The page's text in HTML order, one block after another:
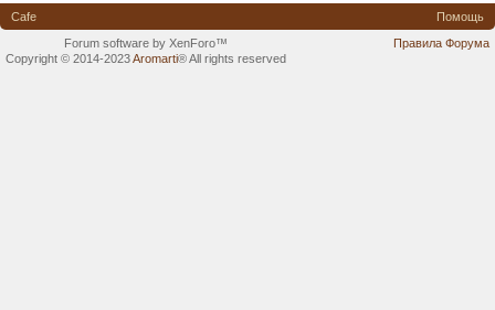
Cafe
Помощь
Правила Форума
Forum software by XenForo™
Copyright © 2014-2023Aromarti®All rights reserved